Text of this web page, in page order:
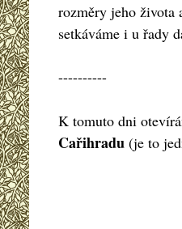
rozměry jeho života
setkáváme i u řady
----------
K tomuto dni
Cařihradu (je to